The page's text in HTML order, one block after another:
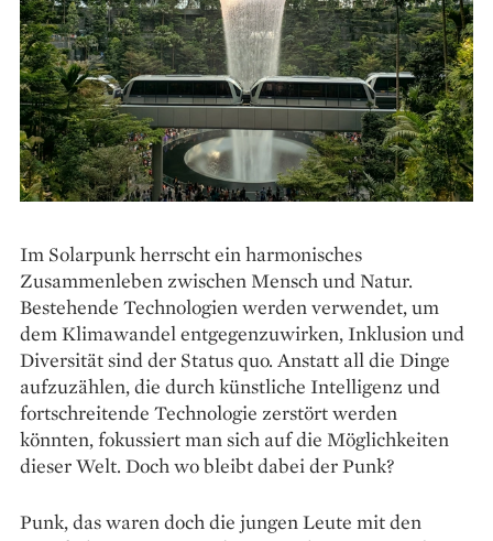
Im Solarpunk herrscht ein harmonisches
Zusammenleben zwischen Mensch und Natur.
Bestehende Technologien werden verwendet, um
dem Klimawandel entgegenzuwirken, Inklusion und
Diversität sind der Status quo. Anstatt all die Dinge
aufzuzählen, die durch künstliche Intelligenz und
fortschreitende Technologie zerstört werden
könnten, fokussiert man sich auf die Möglichkeiten
dieser Welt. Doch wo bleibt dabei der Punk?
Punk, das waren doch die jungen Leute mit den